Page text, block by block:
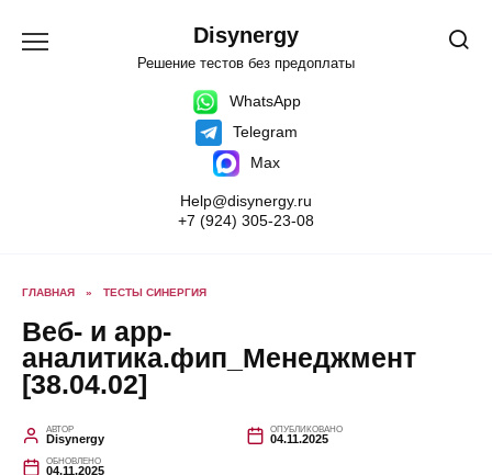
содержанию
Disynergy
Решение тестов без предоплаты
WhatsApp
Telegram
Max
Help@disynergy.ru
+7 (924) 305-23-08
ГЛАВНАЯ » ТЕСТЫ СИНЕРГИЯ
Веб- и app-
аналитика.фип_Менеджмент
[38.04.02]
АВТОР
Disynergy
ОПУБЛИКОВАНО
04.11.2025
ОБНОВЛЕНО
04.11.2025